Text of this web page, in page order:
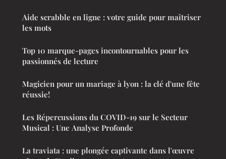
Aide scrabble en ligne : votre guide pour maîtriser
les mots
Top 10 marque-pages incontournables pour les
passionnés de lecture
Magicien pour un mariage à lyon : la clé d'une fête
réussie!
Les Répercussions du COVID-19 sur le Secteur
Musical : Une Analyse Profonde
La traviata : une plongée captivante dans l'œuvre